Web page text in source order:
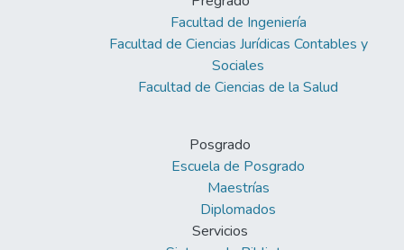
Facultad de Ingeniería
Facultad de Ciencias Jurídicas Contables y
Sociales
Facultad de Ciencias de la Salud
Posgrado
Escuela de Posgrado
Maestrías
Diplomados
Servicios